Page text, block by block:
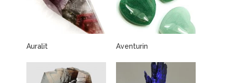
Auralit Aventurin